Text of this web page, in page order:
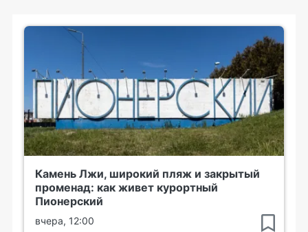
Камень Лжи, широкий пляж и закрытый
променад: как живет курортный
Пионерский
вчера, 12:00